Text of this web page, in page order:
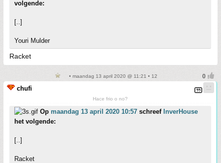
volgende:
[..]
Youri Mulder
Racket
• maandag 13 april 2020 @ 11:21 • 12
chufi
Hace frio o no?
Op maandag 13 april 2020 10:57 schreef InverHouse
het volgende:
[..]
Racket